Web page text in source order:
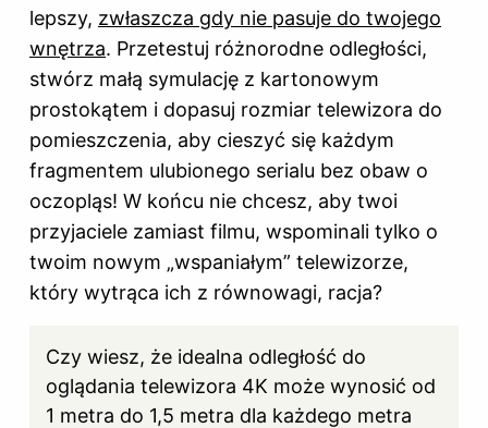
lepszy, zwłaszcza gdy nie pasuje do twojego
wnętrza. Przetestuj różnorodne odległości,
stwórz małą symulację z kartonowym
prostokątem i dopasuj rozmiar telewizora do
pomieszczenia, aby cieszyć się każdym
fragmentem ulubionego serialu bez obaw o
oczopląs! W końcu nie chcesz, aby twoi
przyjaciele zamiast filmu, wspominali tylko o
twoim nowym „wspaniałym” telewizorze,
który wytrąca ich z równowagi, racja?
Czy wiesz, że idealna odległość do
oglądania telewizora 4K może wynosić od
1 metra do 1,5 metra dla każdego metra